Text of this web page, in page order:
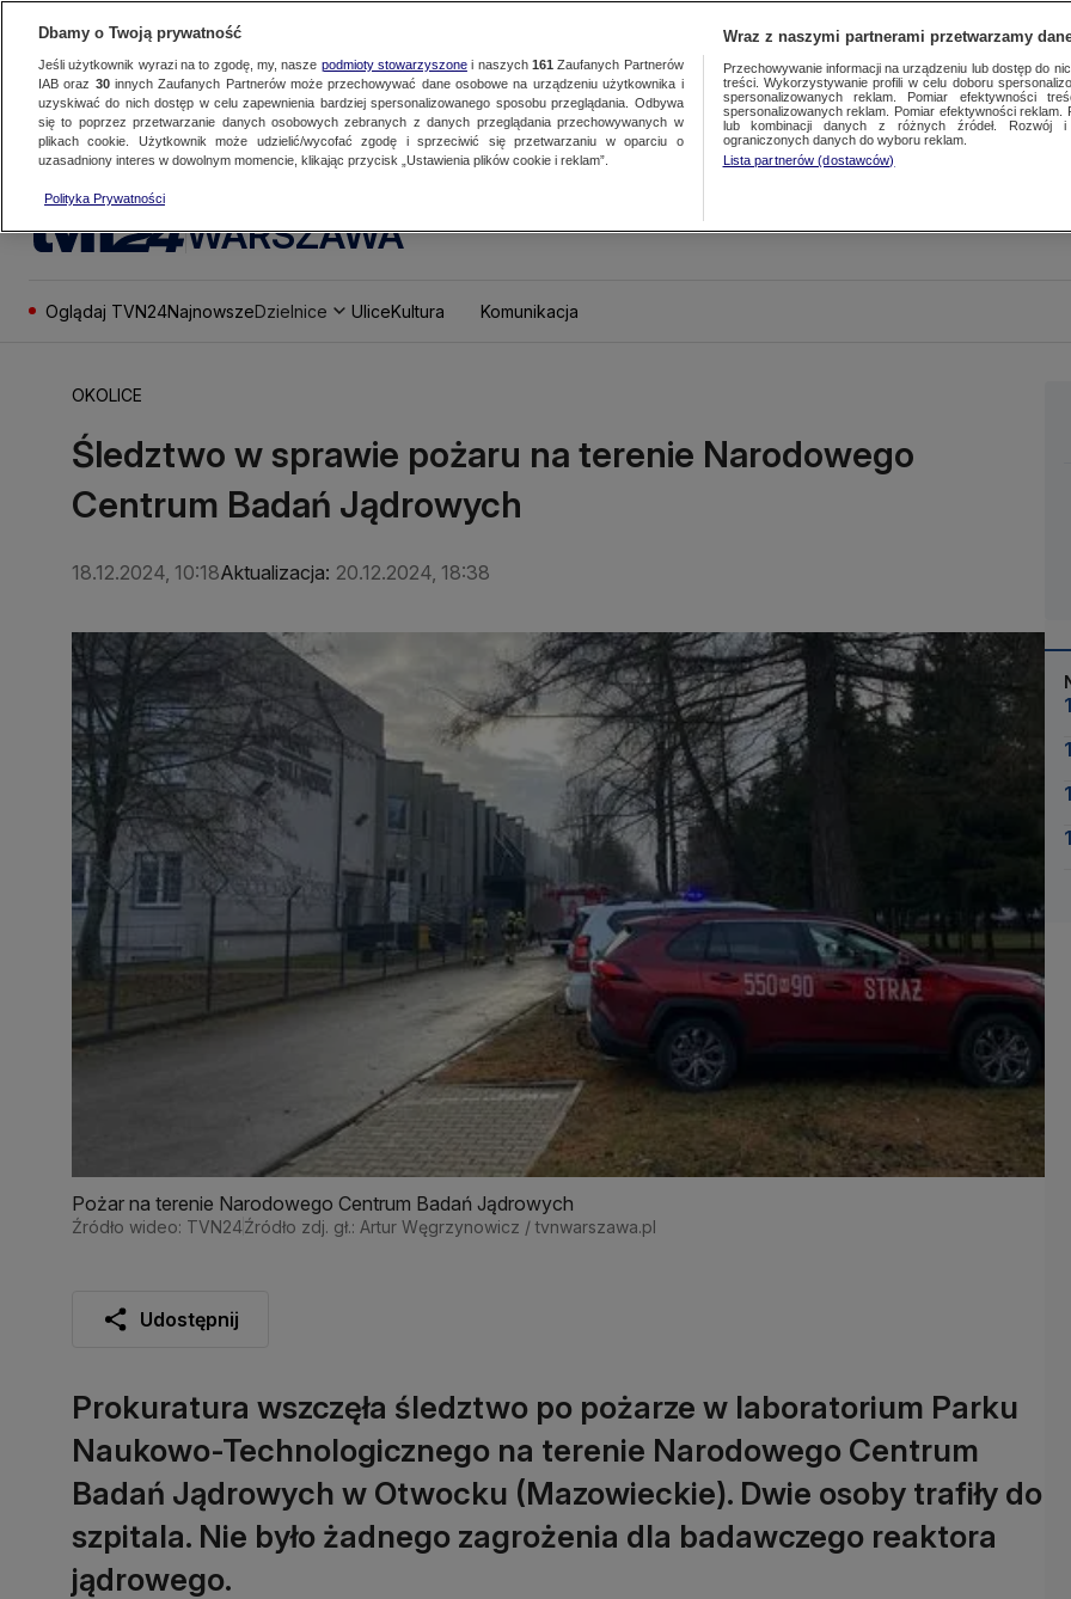
WARSZAWA
Oglądaj TVN24NajnowszeDzielnice UliceKultura Komunikacja
OKOLICE
Śledztwo w sprawie pożaru na terenie Narodowego
Centrum Badań Jądrowych
18.12.2024, 10:18Aktualizacja: 20.12.2024, 18:38
Pożar na terenie Narodowego Centrum Badań Jądrowych
Źródło wideo: TVN24Źródło zdj. gł.: Artur Węgrzynowicz / tvnwarszawa.pl
Udostępnij
Prokuratura wszczęła śledztwo po pożarze w laboratorium Parku
Naukowo-Technologicznego na terenie Narodowego Centrum
Badań Jądrowych w Otwocku (Mazowieckie). Dwie osoby trafiły do
szpitala. Nie było żadnego zagrożenia dla badawczego reaktora
jądrowego.
Dbamy o Twoją prywatność
Jeśli użytkownik wyrazi na to zgodę, my, nasze podmioty stowarzyszonei naszych 161 Zaufanych Partnerów
IAB oraz 30innych Zaufanych Partnerów może przechowywać dane osobowe na urządzeniu użytkownika i
uzyskiwać do nich dostęp w celu zapewnienia bardziej spersonalizowanego sposobu przeglądania. Odbywa
się to poprzez przetwarzanie danych osobowych zebranych z danych przeglądania przechowywanych w
plikach cookie. Użytkownik może udzielić/wycofać zgodę i sprzeciwić się przetwarzaniu w oparciu o
uzasadniony interes w dowolnym momencie, klikając przycisk „Ustawienia plików cookie i reklam”.
Polityka Prywatności
Wraz z naszymi partnerami przetwarzamy
Przechowywanie informacji na urządzeniu lub dostęp do
treści. Wykorzystywanie profili w celu doboru
spersonalizowanych reklam. Pomiar efektywności
spersonalizowanych reklam. Pomiar efektywności
lub kombinacji danych z różnych źródeł. Rozwój i
ograniczonych danych do wyboru reklam.
Lista partnerów (dostawców)